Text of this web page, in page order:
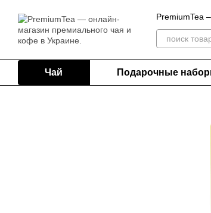
PremiumTea
Чай Подарочные